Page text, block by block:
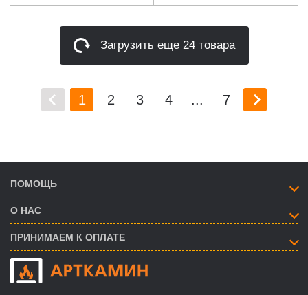
Загрузить еще 24 товара
1 2 3 4 ... 7
ПОМОЩЬ
О НАС
ПРИНИМАЕМ К ОПЛАТЕ